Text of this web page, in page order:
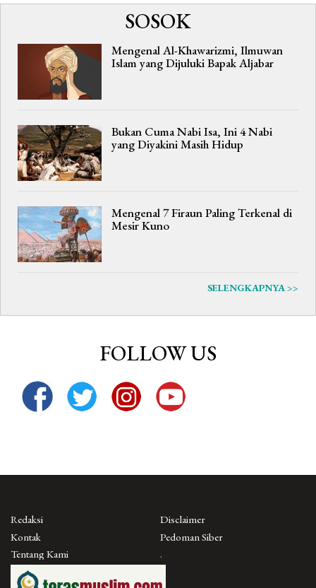
SOSOK
Mengenal Al-Khawarizmi, Ilmuwan
Islam yang Dijuluki Bapak Aljabar
Bukan Cuma Nabi Isa, Ini 4 Nabi
yang Diyakini Masih Hidup
Mengenal 7 Firaun Paling Terkenal di
Mesir Kuno
SELENGKAPNYA >>
FOLLOW US
Redaksi
Kontak
Tentang Kami
Disclaimer
Pedoman Siber
.